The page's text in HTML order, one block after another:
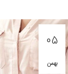
05
بهمن